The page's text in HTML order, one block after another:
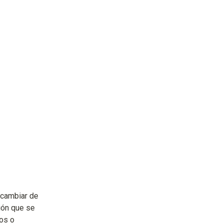
de
que se
o